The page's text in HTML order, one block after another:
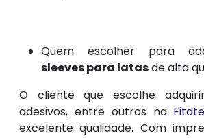
Quem escolher para
sleeves para latasde alta
O cliente que escolhe
adesivos, entre outros na
excelente qualidade. Com